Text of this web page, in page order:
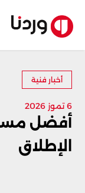
أخبار فنية
6 تموز 2026
أفضل
الإطلاق